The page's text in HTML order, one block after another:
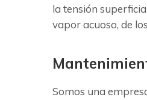
la tensión
vapor acuoso, de
Somos una